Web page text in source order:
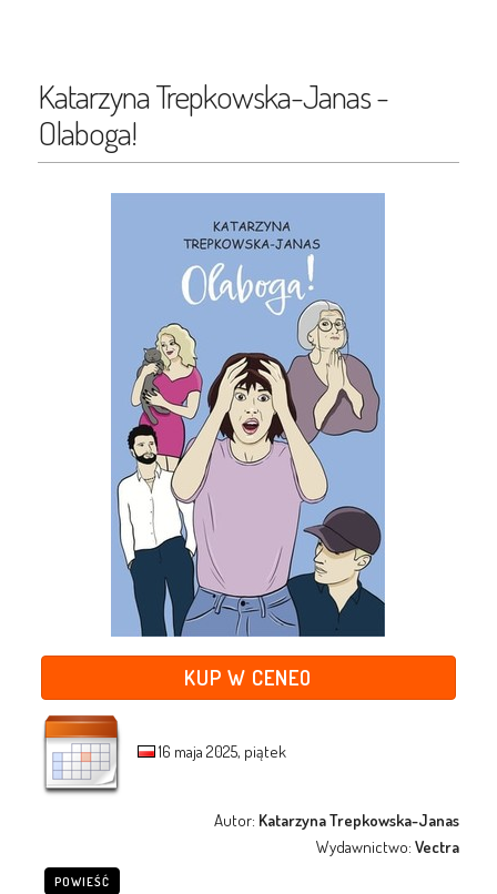
Katarzyna Trepkowska-Janas -
Olaboga!
KUP W CENEO
16 maja 2025, piątek
Autor: Katarzyna Trepkowska-Janas
Wydawnictwo:Vectra
POWIEŚĆ